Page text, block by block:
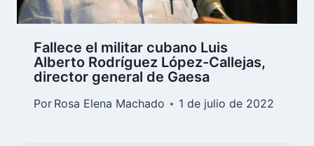
Fallece el militar cubano Luis
Alberto Rodríguez López-Callejas,
director general de Gaesa
Por Rosa Elena Machado 1 de julio de 2022